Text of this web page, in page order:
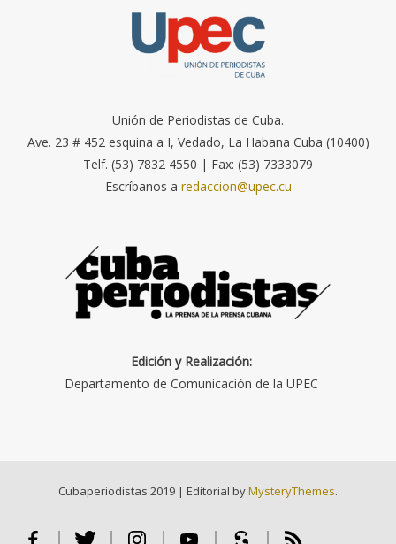
Unión de Periodistas de Cuba.
Ave. 23 # 452 esquina a I, Vedado, La Habana Cuba (10400)
Telf. (53) 7832 4550 | Fax: (53) 7333079
Escríbanos a redaccion@upec.cu
Edición y Realización:
Departamento de Comunicación de la UPEC
Cubaperiodistas 2019 | Editorial byMysteryThemes.